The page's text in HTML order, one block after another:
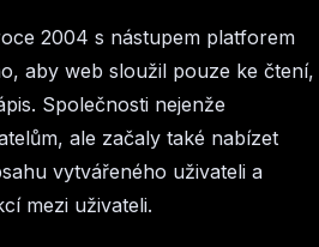
2004 s nástupem platforem
aby web sloužil pouze ke čtení,
Společnosti nejenže
ale začaly také nabízet
vytvářeného uživateli a
mezi uživateli.